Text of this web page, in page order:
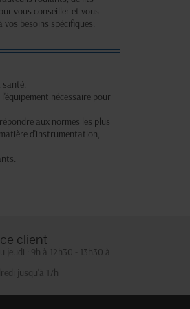
vous conseiller et vous
besoins spécifiques.
santé.
nécessaire pour
aux normes les plus
d'instrumentation,
client
jeudi : 9h à 12h30 - 13h30 à
jusqu'à 17h